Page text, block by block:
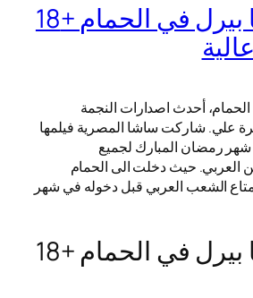
فيديو ساشا بيرل في الحمام +18
أحدث اصدارات النجمة
علي. شاركت ساشا المصرية فيلمها
شهر رمضان المبارك لجميع
العربي. حيث دخلت الى الحمام
الشعب العربي قبل دخوله في شهر
فيديو ساشا بيرل في الحمام +18